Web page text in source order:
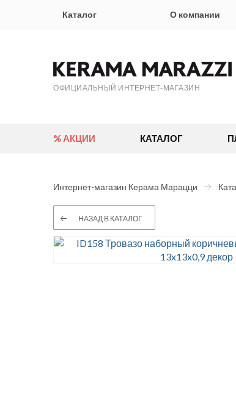
Каталог О компании
ОФИЦИАЛЬНЫЙ ИНТЕРНЕТ-МАГАЗИН
% АКЦИИ КАТАЛОГ
Интернет-магазин Керама Марацци
НАЗАД В КАТАЛОГ